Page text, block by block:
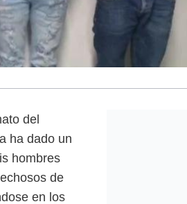
del
ha dado un
hombres
de
en los